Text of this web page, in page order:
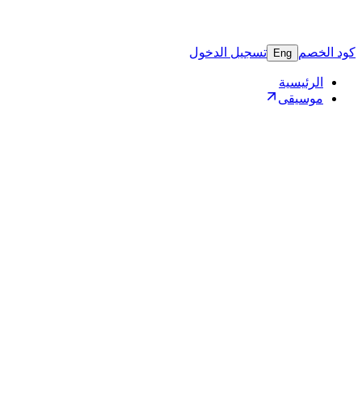
كود الخصم Eng تسجيل الدخول
الرئيسية
موسيقى